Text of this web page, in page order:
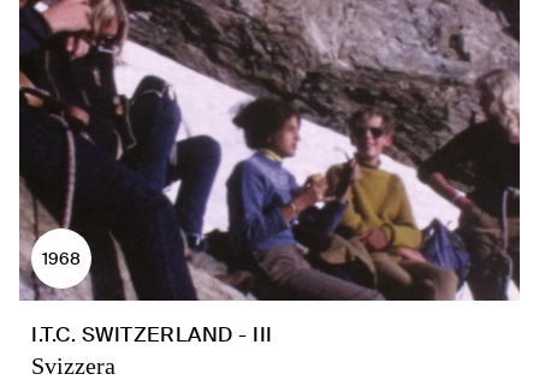
1968
I.T.C. SWITZERLAND - III
Svizzera